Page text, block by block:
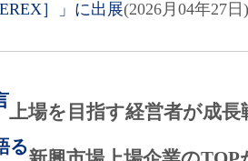
］」に出展(2026月04年27日)
上場を目指す経営者が成
る